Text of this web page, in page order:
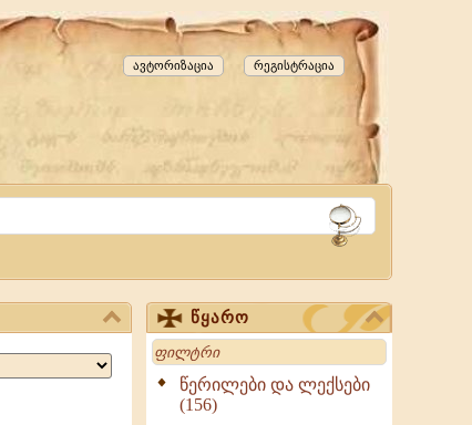
რეგისტრაცია
ავტორიზაცია
წყარო
Search
წერილები და ლექსები
(156)